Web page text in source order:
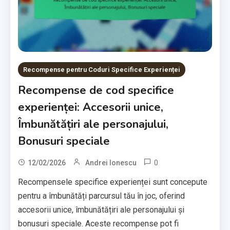
Recompense pentru Coduri Specifice Experienței
Recompense de cod specifice
experienței: Accesorii unice,
Îmbunătățiri ale personajului,
Bonusuri speciale
12/02/2026 Andrei Ionescu 0
Recompensele specifice experienței sunt concepute
pentru a îmbunătăți parcursul tău în joc, oferind
accesorii unice, îmbunătățiri ale personajului și
bonusuri speciale. Aceste recompense pot fi